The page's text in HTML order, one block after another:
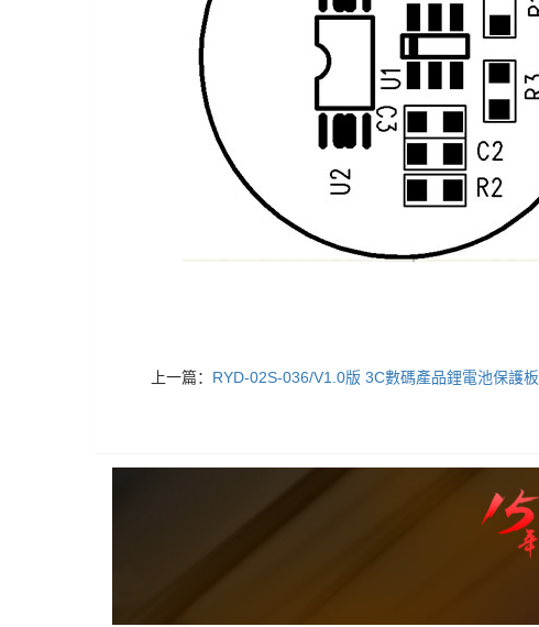
上一篇： RYD-02S-036/V1.0版 3C數碼產品鋰電池保護板